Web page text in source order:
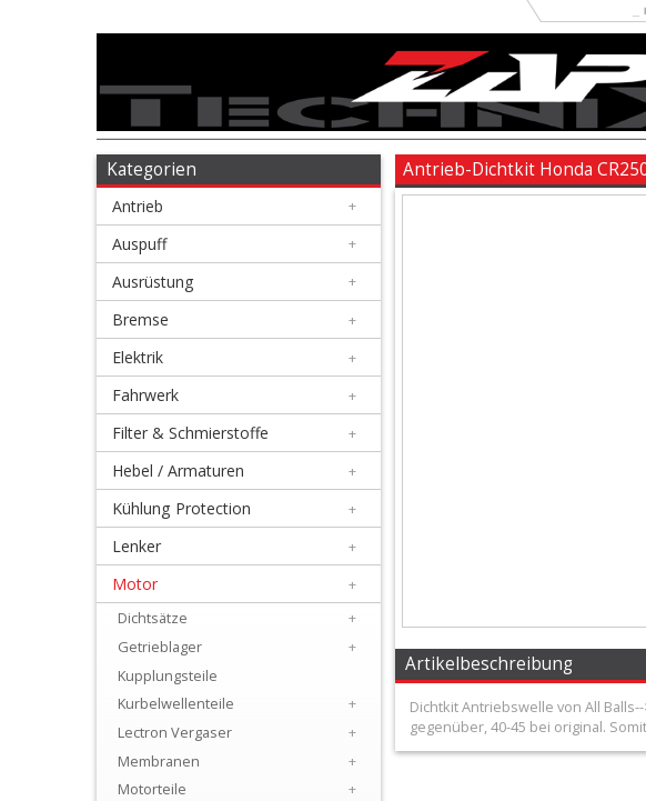
Antrieb
Auspuff
Ausrüstung
Bremse
Elektrik
Fahrwerk
Schmierstoffe
Armaturen
Kategorien
Antrieb +
Auspuff +
Ausrüstung +
Bremse +
Elektrik +
Fahrwerk +
Filter & Schmierstoffe +
Hebel / Armaturen +
Kühlung Protection +
Lenker +
Motor
+
Dichtsätze
+
Getrieblager
+
Kupplungsteile
Kurbelwellenteile
+
Lectron Vergaser
+
Membranen
+
Motorteile
+
Antrieb-Dichtkit Honda
Artikelbeschreibung
Dichtkit Antriebswelle von All
gegenüber, 40-45 bei original.